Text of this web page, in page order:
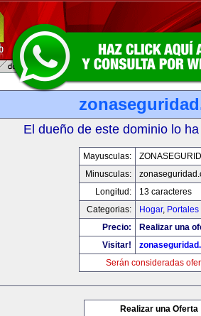
El dueño de este dominio lo
Mayusculas:
Minusculas:
Longitud:
13 caracteres
Categorias:
Hogar, Portales
Precio:
Realizar una
Visitar!
Serán consideradas
Realizar una Oferta